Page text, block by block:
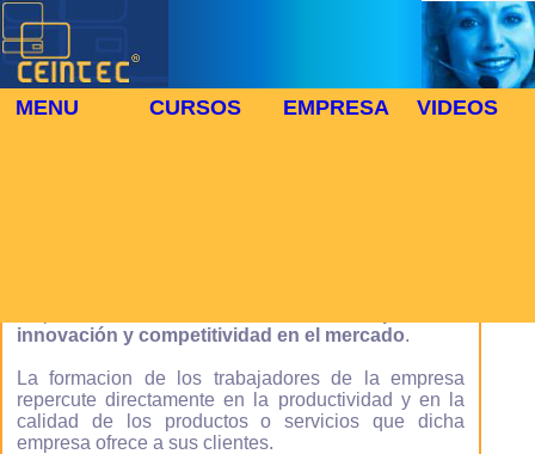
MENU CURSOS EMPRESA VIDEOS
innovación y competitividad en el mercado.
La formacion de los trabajadores de la empresa
repercute directamente en la productividad y en la
calidad de los productos o servicios que dicha
empresa ofrece a sus clientes.